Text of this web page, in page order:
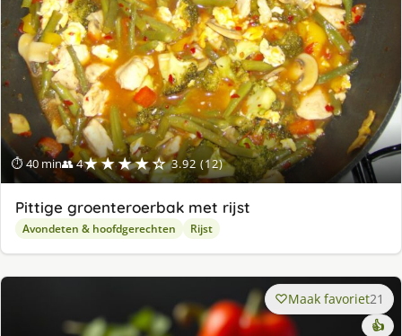
⏱ 40 min👥 4★★★★☆ 3.92 (12)
Pittige groenteroerbak met rijst
Avondeten & hoofdgerechten Rijst
Maak favoriet21
👍